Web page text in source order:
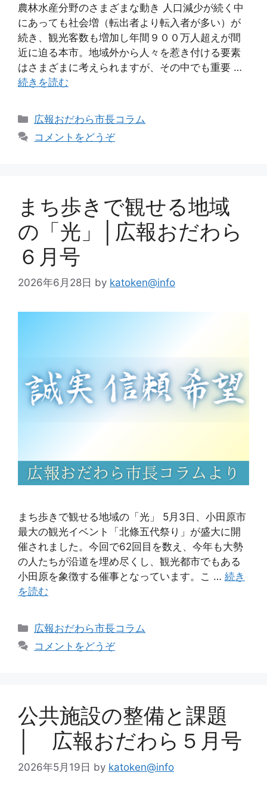
農林水産分野のさまざまな動き 人口減少が続く中
にあっても社会増（転出者より転入者が多い）が
続き、観光客数も増加し年間９００万人超えが間
近に迫る本市。地域外から人々を惹き付ける要素
はさまざまに考えられますが、その中でも重要 …
続きを読む
広報おだわら市長コラム
コメントをどうぞ
まち歩きで観せる地域
の「光」│広報おだわら
６月号
2026年6月28日 by katoken@info
まち歩きで観せる地域の「光」 5月3日、小田原市
最大の観光イベント「北條五代祭り」が盛大に開
催されました。今回で62回目を数え、今年も大勢
の人たちが沿道を埋め尽くし、観光都市でもある
小田原を象徴する催事となっています。こ … 続き
を読む
広報おだわら市長コラム
コメントをどうぞ
公共施設の整備と課題
│ 広報おだわら５月号
2026年5月19日 by katoken@info